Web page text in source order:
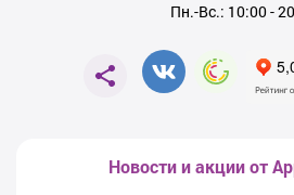
Пн.-Вс.: 10:00 -
Новости и акции от